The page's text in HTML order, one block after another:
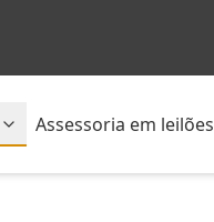
Assessoria em leilões